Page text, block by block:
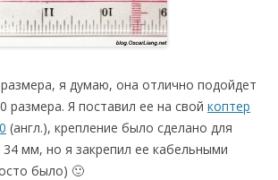
я думаю, она отлично подойдет
размера. Я поставил ее на свой коптер
(англ.), крепление было сделано для
мм, но я закрепил ее кабельными
было) 🙂